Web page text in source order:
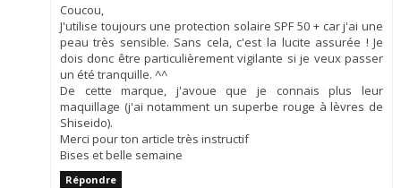
Coucou,
J'utilise toujours une protection solaire SPF 50 + car j'ai une
peau très sensible. Sans cela, c'est la lucite assurée ! Je
dois donc être particulièrement vigilante si je veux passer
un été tranquille. ^^
De cette marque, j'avoue que je connais plus leur
maquillage (j'ai notamment un superbe rouge à lèvres de
Shiseido).
Merci pour ton article très instructif
Bises et belle semaine
Répondre